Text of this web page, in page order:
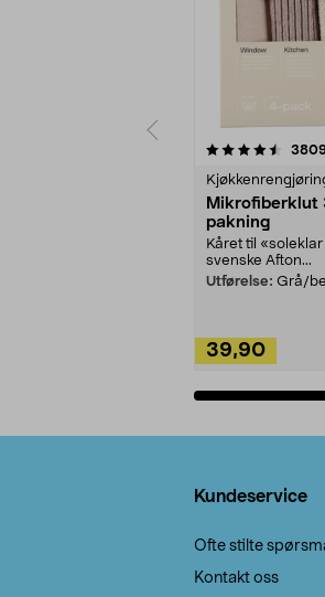
Mikrofiberklut
pakning
Kåret til
svenske Afton...
Utførelse: Grå/
39,90
4.5av
Kundeservice
Ofte stilte
Kontakt oss